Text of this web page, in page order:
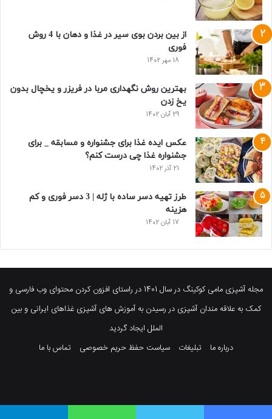
از بین بردن بوی سیر در غذا و دهان با 4 روش
فوری
18 مهر 1402
بهترین روش نگهداری مربا در فریزر و یخچال بدون
یخ زدن
29 آبان 1402
عکس ایده غذا برای جشنواره و مسابقه _ برای
جشنواره غذا چی درست کنم؟
21 آذر 1402
طرز تهیه دسر ساده با ژله | 3 دسر فوری و کم
هزینه
17 آبان 1402
مجله آشپزی مامی کوکینگ در سال 1401 در راستای افزون کردن محتوای وب فارسی و
کمک به علاقه مندان آشپزی در رسیدن به آموزش های آشپزی غذاهای ایرانی و بین
الملل ایجاد گردید
درباره ما
تبلیغات سیاست حفظ حریم خصوصی تماس با ما